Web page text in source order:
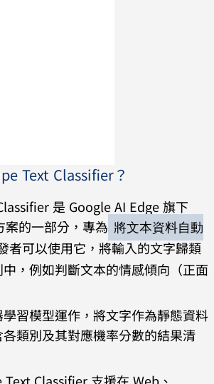
Text Classifier？
是 Google AI Edge 旗下
的一部分，專為 將文本資料自動
者可以使用它，將輸入的文字歸類
，例如判斷文本的情感傾向（正面
習模型運作，將文字作為靜態資料
類別及其對應機率分數的結果清